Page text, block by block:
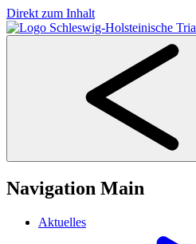
Direkt zum Inhalt
Navigation Main
Aktuelles